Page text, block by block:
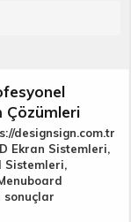
Çözümleri
designsign.com.tr
Ekran Sistemleri,
Sistemleri,
sonuçlar